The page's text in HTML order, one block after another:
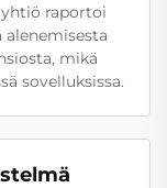
raportoi
mikä
sovelluksissa.